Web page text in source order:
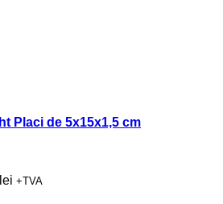
Placi de 5x15x1,5 cm
lei +TVA